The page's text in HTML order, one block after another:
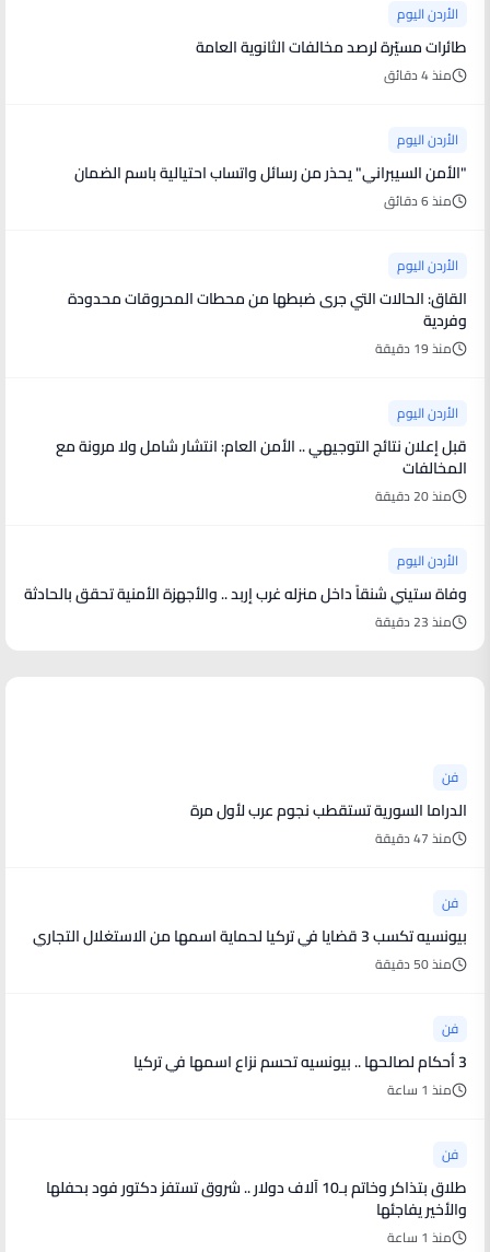
الأردن اليوم
طائرات مسيّرة لرصد مخالفات الثانوية العامة
منذ 4 دقائق
الأردن اليوم
"الأمن السيبراني" يحذر من رسائل واتساب احتيالية باسم الضمان
منذ 6 دقائق
الأردن اليوم
القاق: الحالات التي جرى ضبطها من محطات المحروقات محدودة
وفردية
منذ 19 دقيقة
الأردن اليوم
قبل إعلان نتائج التوجيهي .. الأمن العام: انتشار شامل ولا مرونة مع
المخالفات
منذ 20 دقيقة
الأردن اليوم
وفاة ستيني شنقاً داخل منزله غرب إربد .. والأجهزة الأمنية تحقق بالحادثة
منذ 23 دقيقة
فن
الدراما السورية تستقطب نجوم عرب لأول مرة
منذ 47 دقيقة
فن
بيونسيه تكسب 3 قضايا في تركيا لحماية اسمها من الاستغلال التجاري
منذ 50 دقيقة
فن
3 أحكام لصالحها .. بيونسيه تحسم نزاع اسمها في تركيا
منذ 1 ساعة
فن
طلاق بتذاكر وخاتم بـ10 آلاف دولار .. شروق تستفز دكتور فود بحفلها
والأخير يفاجئها
منذ 1 ساعة